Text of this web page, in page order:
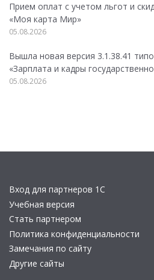
Прием оплат с учетом льгот и
«Моя карта Мир»
05.08.2026
Вышла новая версия 3.1.38.41
«Зарплата и кадры
05.08.2026
Вход для партнеров 1С
Учебная версия
Стать партнером
Политика конфиденциальности
Замечания по сайту
Другие сайты